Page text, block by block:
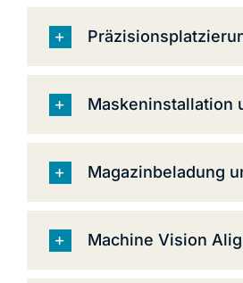
Maskeninstallation
Magazinbeladung
Machine Vision